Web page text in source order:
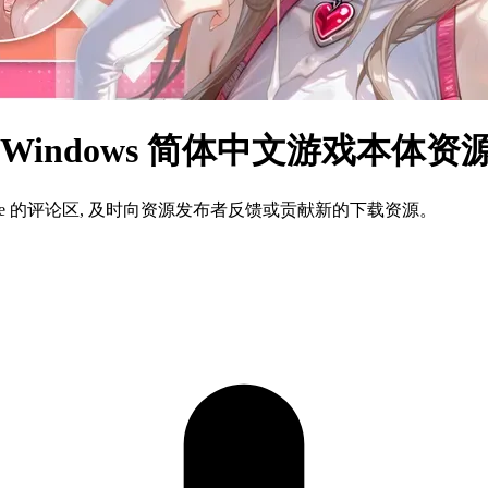
简体中文游戏本体资
评论区, 及时向资源发布者反馈或贡献新的下载资源。